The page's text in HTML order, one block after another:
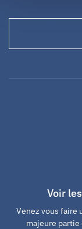
Voir
Venez vous faire
majeure partie